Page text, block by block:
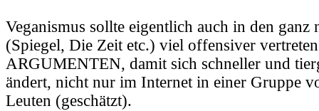
Veganismus sollte eigentlich auch in den ganz
(Spiegel, Die Zeit etc.) viel offensiver
ARGUMENTEN, damit sich schneller und
ändert, nicht nur im Internet in einer Gruppe
Leuten (geschätzt).